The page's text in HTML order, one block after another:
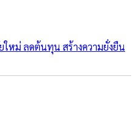
หม่ ลดต้นทุน สร้างความยั่งยืน